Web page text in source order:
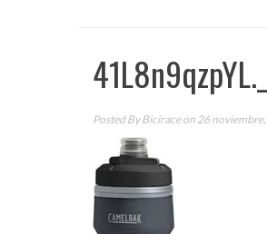
Posted ByBiciraceon 26